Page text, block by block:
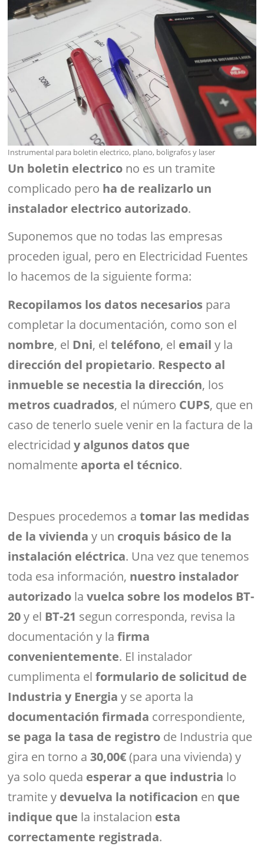
Instrumental para boletin electrico, plano, boligrafos y laser
Un boletin electrico no es un tramite
complicado pero ha de realizarlo un
instalador electrico autorizado.
Suponemos que no todas las empresas
proceden igual, pero en Electricidad Fuentes
lo hacemos de la siguiente forma:
Recopilamos los datos necesarios para
completar la documentación, como son el
nombre, el Dni, elteléfono, el emaily la
dirección del propietario. Respecto al
inmueble se necestia la dirección, los
metros cuadrados, el número CUPS, que en
caso de tenerlo suele venir en la factura de la
electricidad y algunos datos que
nomalmente aporta el técnico.
Despues procedemos atomar las medidas
de la vivienda y un croquis básico de la
instalación eléctrica. Una vez que tenemos
toda esa información, nuestro instalador
autorizado lavuelca sobre los modelos BT-
20y el BT-21 segun corresponda, revisa la
documentación y lafirma
convenientemente. El instalador
cumplimenta elformulario de solicitud de
Industria y Energia y se aporta la
documentación firmada correspondiente,
se paga la tasa de registro de Industria que
gira en torno a30,00€(para una vivienda) y
ya solo queda esperar a que industria lo
tramite y devuelva la notificacion en que
indique que la instalacion esta
correctamente registrada.